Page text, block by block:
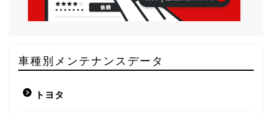
車種別メンテナンスデータ
トヨタ